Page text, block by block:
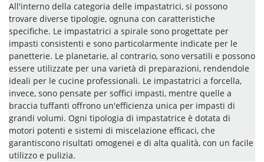
All'interno della categoria delle impastatrici, si possono
trovare diverse tipologie, ognuna con caratteristiche
specifiche. Le impastatrici a spirale sono progettate per
impasti consistenti e sono particolarmente indicate per le
panetterie. Le planetarie, al contrario, sono versatili e possono
essere utilizzate per una varietà di preparazioni, rendendole
ideali per le cucine professionali. Le impastatrici a forcella,
invece, sono pensate per soffici impasti, mentre quelle a
braccia tuffanti offrono un'efficienza unica per impasti di
grandi volumi. Ogni tipologia di impastatrice è dotata di
motori potenti e sistemi di miscelazione efficaci, che
garantiscono risultati omogenei e di alta qualità, con un facile
utilizzo e pulizia.